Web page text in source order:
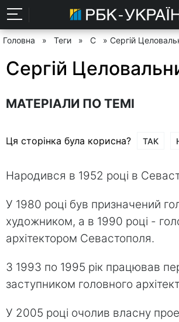
Головна » Теги » С » Сергій
Сергій
МАТЕРІАЛИ ПО ТЕМІ
Ця сторінка була корисна? ТАК
Народився в 1952 році в
У 1980 році був призначений
художником, а в 1990 році -
архітектором Севастополя.
З 1993 по 1995 рік працював
заступником головного
У 2005 році очолив власну